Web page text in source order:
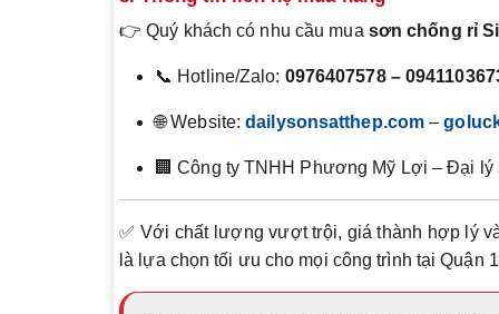
👉 Quý khách có nhu cầu mua sơn chống rỉ
📞 Hotline/Zalo: 0976407578 –
🌐 Website:dailysonsatthep.com –
🏢 Công ty TNHH Phương Mỹ Lợi – Đại
✅ Với chất lượng vượt trội, giá thành hợp lý
là lựa chọn tối ưu cho mọi công trình tại Quận